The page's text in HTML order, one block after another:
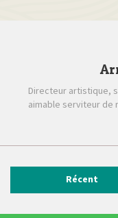
Directeur artistique,
aimable serviteur de
Récent